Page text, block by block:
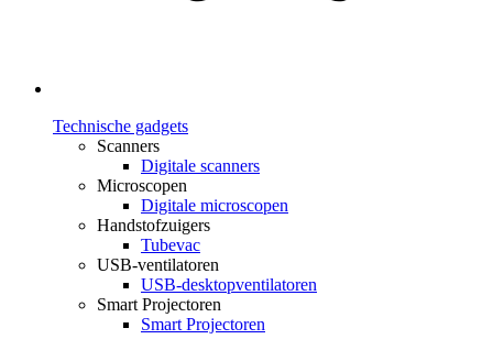
Technische gadgets
Scanners
Digitale scanners
Microscopen
Digitale microscopen
Handstofzuigers
Tubevac
USB-ventilatoren
USB-desktopventilatoren
Smart Projectoren
Smart Projectoren